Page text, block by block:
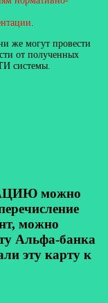
же могут провести
от полученных
системы.
можно
можно
Альфа-банка
эту карту к